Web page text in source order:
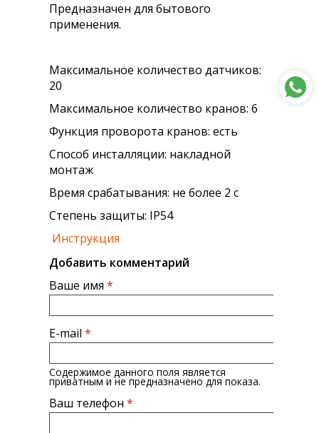
Предназначен для бытового
применения.
Максимальное количество датчиков:
20
Максимальное количество кранов: 6
Функция проворота кранов: есть
Способ инсталляции: накладной
монтаж
Время срабатывания: не более 2 с
Степень защиты: IP54
Инструкция
Добавить комментарий
Ваше имя *
E-mail *
Содержимое данного поля является
приватным и не предназначено для показа.
Ваш телефон *